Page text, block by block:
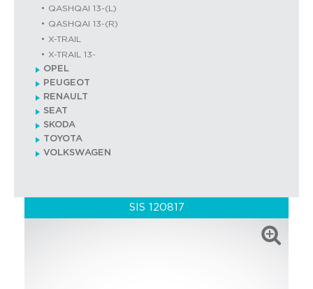
QASHQAI 13-(L)
QASHQAI 13-(R)
X-TRAIL
X-TRAIL 13-
OPEL
PEUGEOT
RENAULT
SEAT
SKODA
TOYOTA
VOLKSWAGEN
SIS 120817